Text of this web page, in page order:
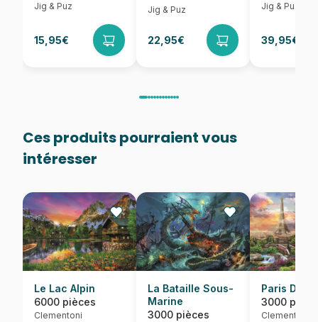
Jig & Puz
15,95€
Jig & Puz
22,95€
Jig & Puz
39,95€
Ces produits pourraient vous
intéresser
Le Lac Alpin
6000 pièces
Clementoni
La Bataille Sous-
Marine
3000 pièces
Paris
3000
Clementoni